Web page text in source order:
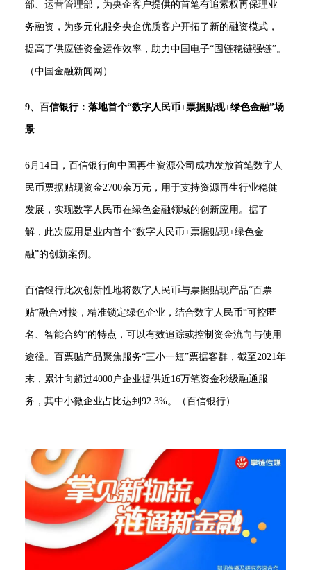
部、运营管理部，为央企客户提供的首笔有追索权再保理业
务融资，为多元化服务央企优质客户开拓了新的融资模式，
提高了供应链资金运作效率，助力中国电子“固链稳链强链”。
（中国金融新闻网）
9、百信银行：落地首个“数字人民币+票据贴现+绿色金融”场
景
6月14日，百信银行向中国再生资源公司成功发放首笔数字人
民币票据贴现资金2700余万元，用于支持资源再生行业稳健
发展，实现数字人民币在绿色金融领域的创新应用。据了
解，此次应用是业内首个“数字人民币+票据贴现+绿色金
融”的创新案例。
百信银行此次创新性地将数字人民币与票据贴现产品“百票
贴”融合对接，精准锁定绿色企业，结合数字人民币“可控匿
名、智能合约”的特点，可以有效追踪或控制资金流向与使用
途径。百票贴产品聚焦服务“三小一短”票据客群，截至2021年
末，累计向超过4000户企业提供近16万笔资金秒级融通服
务，其中小微企业占比达到92.3%。（百信银行）